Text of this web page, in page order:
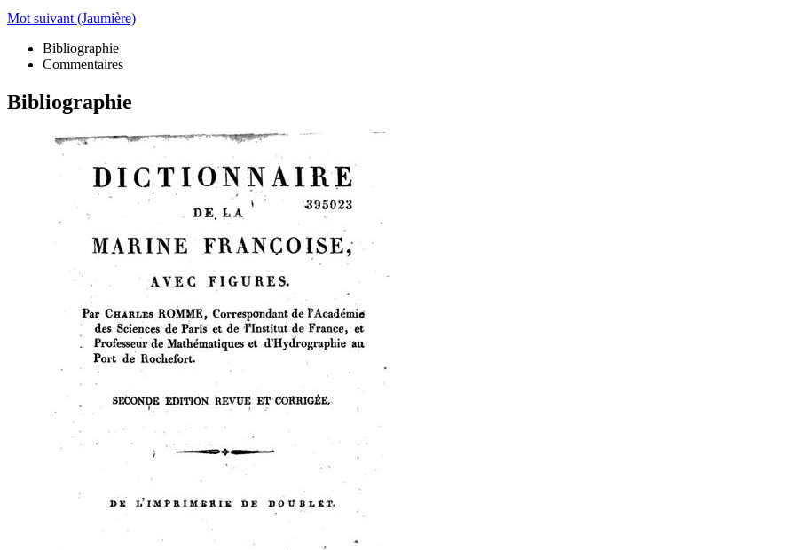
Mot suivant (Jaumière)
Bibliographie
Commentaires
Bibliographie